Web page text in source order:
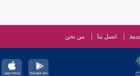
اتصل بنا من نحن